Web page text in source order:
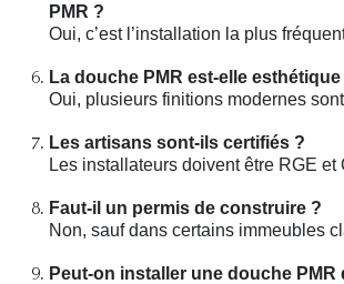
PMR ?
Oui, c’est l’installation la plus
La douche PMR est-elle esthétique
Oui, plusieurs finitions modernes
Les artisans sont-ils certifiés ?
Les installateurs doivent être RGE et
Faut-il un permis de construire ?
Non, sauf dans certains immeubles
Peut-on installer une douche PMR